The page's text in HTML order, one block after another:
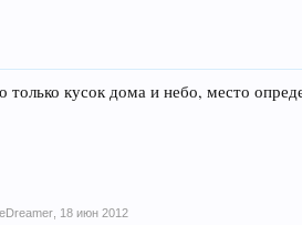
только кусок дома и небо, место
18 июн 2012